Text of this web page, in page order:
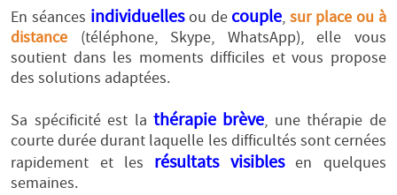
En séances individuellesou de couple,sur place ou à
distance (téléphone, Skype, WhatsApp), elle vous
soutient dans les moments difficiles et vous propose
des solutions adaptées.
Sa spécificité est la thérapie brève, une thérapie de
courte durée durant laquelle les difficultés sont cernées
rapidement et les résultats visiblesen quelques
semaines.